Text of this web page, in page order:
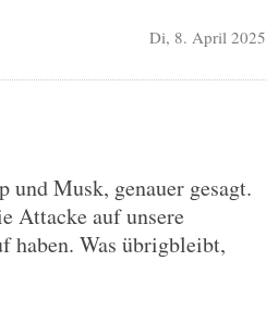
Di, 8. April 2025
Musk, genauer gesagt.
Attacke auf unsere
haben. Was übrigbleibt,